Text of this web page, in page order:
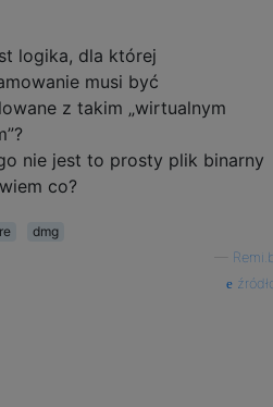
logika, dla której
musi być
z takim „wirtualnym
nie jest to prosty plik binarny
co?
dmg